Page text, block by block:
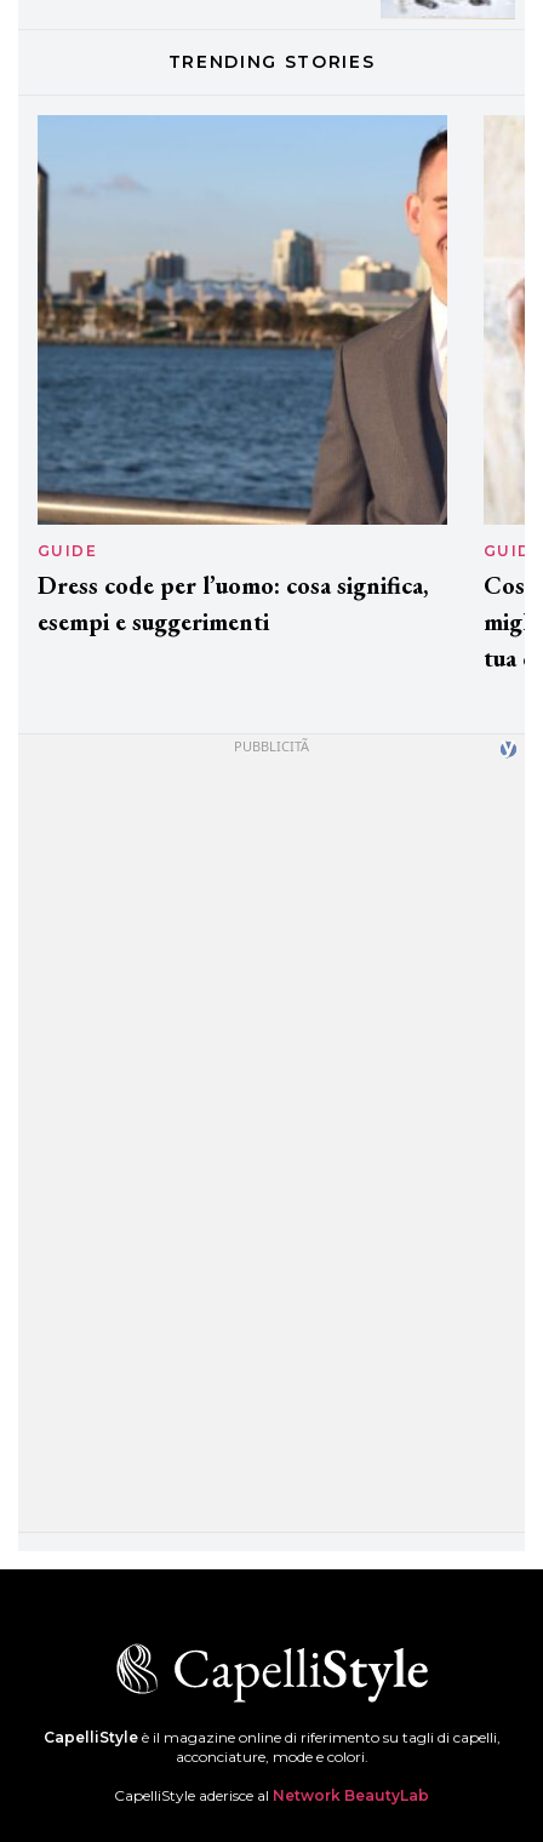
LABEL.M lancia la sua innovativa ed
professionali
TRENDING STORIES
GUIDE
Dress code per l’uomo: cosa significa,
esempi e suggerimenti
GUIDE
tua
CapelliStyleè il magazine online di riferimento su tagli di capelli,
acconciature, mode e colori.
CapelliStyle aderisce al Network BeautyLab